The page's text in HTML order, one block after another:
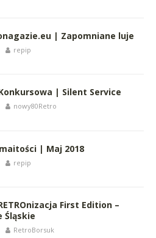
| Zapomniane luje
repip
| Silent Service
nowy80Retro
| Maj 2018
repip
First Edition –
Śląskie
RetroBorsuk